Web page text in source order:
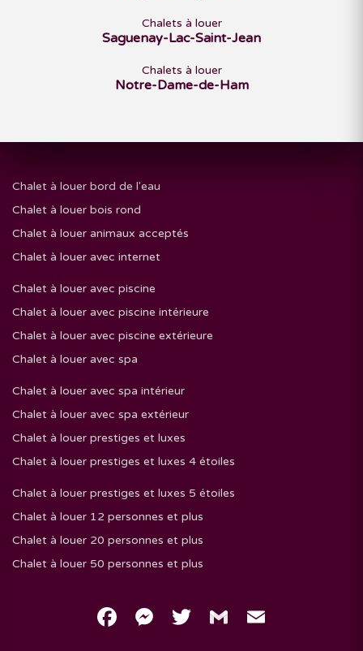
Chalets à louer
Saguenay-Lac-Saint-Jean
Chalets à louer
Notre-Dame-de-Ham
Chalet à louer bord de l'eau
Chalet à louer bois rond
Chalet à louer animaux acceptés
Chalet à louer avec internet
Chalet à louer avec piscine
Chalet à louer avec piscine intérieure
Chalet à louer avec piscine extérieure
Chalet à louer avec spa
Chalet à louer avec spa intérieur
Chalet à louer avec spa extérieur
Chalet à louer prestiges et luxes
Chalet à louer prestiges et luxes 4 étoiles
Chalet à louer prestiges et luxes 5 étoiles
Chalet à louer 12 personnes et plus
Chalet à louer 20 personnes et plus
Chalet à louer 50 personnes et plus
FacebookMessenger
Twitter Gmail